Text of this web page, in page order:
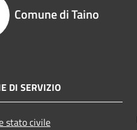
Comune di Taino
DI SERVIZIO
stato civile